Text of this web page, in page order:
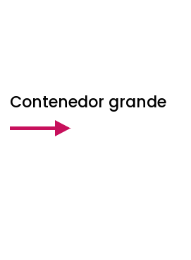
Contenedor grande